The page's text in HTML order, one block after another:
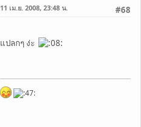
#68
11 เม.ย. 2008, 23:48 น.
แปลกๆ ง่ะ